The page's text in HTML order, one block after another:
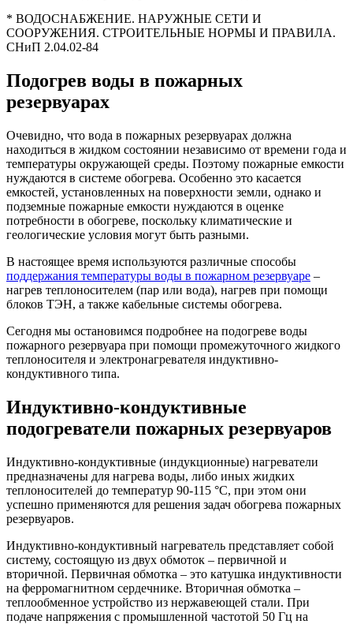
* ВОДОСНАБЖЕНИЕ. НАРУЖНЫЕ СЕТИ И
СООРУЖЕНИЯ. СТРОИТЕЛЬНЫЕ НОРМЫ И ПРАВИЛА.
СНиП 2.04.02-84
Подогрев воды в пожарных
резервуарах
Очевидно, что вода в пожарных резервуарах должна
находиться в жидком состоянии независимо от времени года и
температуры окружающей среды. Поэтому пожарные емкости
нуждаются в системе обогрева. Особенно это касается
емкостей, установленных на поверхности земли, однако и
подземные пожарные емкости нуждаются в оценке
потребности в обогреве, поскольку климатические и
геологические условия могут быть разными.
В настоящее время используются различные способы
поддержания температуры воды в пожарном резервуаре –
нагрев теплоносителем (пар или вода), нагрев при помощи
блоков ТЭН, а также кабельные системы обогрева.
Сегодня мы остановимся подробнее на подогреве воды
пожарного резервуара при помощи промежуточного жидкого
теплоносителя и электронагревателя индуктивно-
кондуктивного типа.
Индуктивно-кондуктивные
подогреватели пожарных резервуаров
Индуктивно-кондуктивные (индукционные) нагреватели
предназначены для нагрева воды, либо иных жидких
теплоносителей до температур 90-115 °С, при этом они
успешно применяются для решения задач обогрева пожарных
резервуаров.
Индуктивно-кондуктивный нагреватель представляет собой
систему, состоящую из двух обмоток – первичной и
вторичной. Первичная обмотка – это катушка индуктивности
на ферромагнитном сердечнике. Вторичная обмотка –
теплообменное устройство из нержавеющей стали. При
подаче напряжения с промышленной частотой 50 Гц на